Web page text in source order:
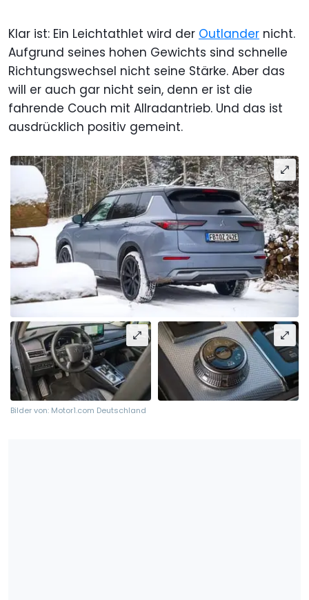
Klar ist: Ein Leichtathlet wird der Outlander nicht.
Aufgrund seines hohen Gewichts sind schnelle
Richtungswechsel nicht seine Stärke. Aber das
will er auch gar nicht sein, denn er ist die
fahrende Couch mit Allradantrieb. Und das ist
ausdrücklich positiv gemeint.
Bilder von: Motor1.com Deutschland